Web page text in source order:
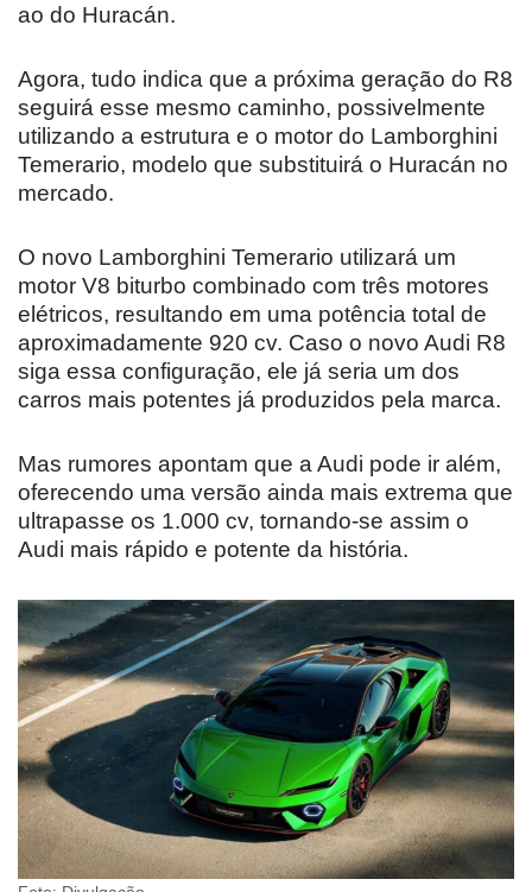
ao do Huracán.
Agora, tudo indica que a próxima geração do R8
seguirá esse mesmo caminho, possivelmente
utilizando a estrutura e o motor do Lamborghini
Temerario, modelo que substituirá o Huracán no
mercado.
O novo Lamborghini Temerario utilizará um
motor V8 biturbo combinado com três motores
elétricos, resultando em uma potência total de
aproximadamente 920 cv. Caso o novo Audi R8
siga essa configuração, ele já seria um dos
carros mais potentes já produzidos pela marca.
Mas rumores apontam que a Audi pode ir além,
oferecendo uma versão ainda mais extrema que
ultrapasse os 1.000 cv, tornando-se assim o
Audi mais rápido e potente da história.